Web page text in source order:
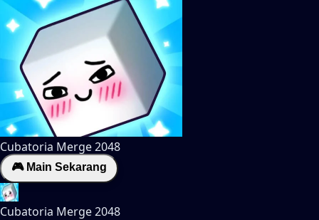
Cubatoria Merge 2048
🎮 Main Sekarang
Cubatoria Merge 2048